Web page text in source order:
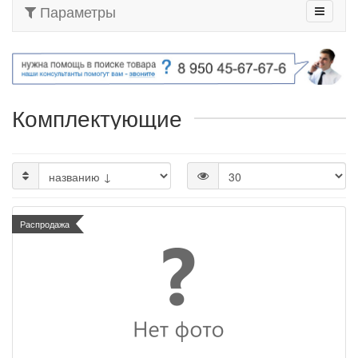
Параметры
Комплектующие
Распродажа